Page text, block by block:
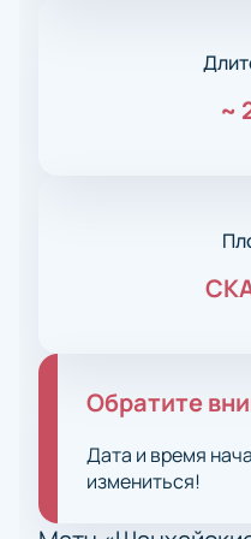
~
Обратите
Дата и время
измениться!